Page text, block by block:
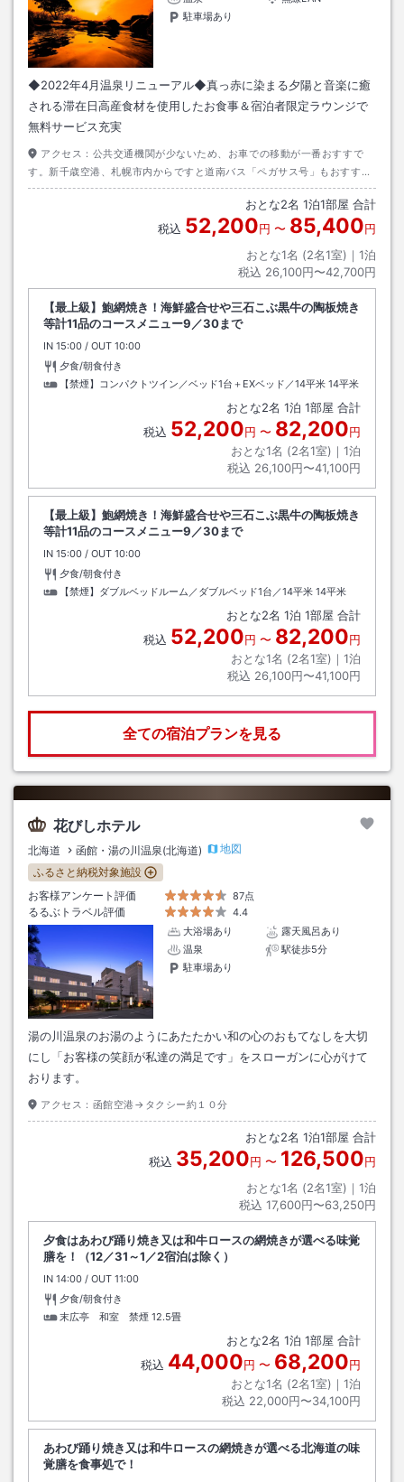
駐車場あり
◆2022年4月温泉リニューアル◆真っ赤に染まる夕陽と音楽に癒
される滞在日高産食材を使用したお食事＆宿泊者限定ラウンジで
無料サービス充実
アクセス： 公共交通機関が少ないため、お車での移動が一番おすすで
す。新千歳空港、札幌市内からですと道南バス「ペガサス号」もおすすめ
です。
おとな2名 1泊1部屋 合計
税込 52,200円 〜 85,400円
おとな1名 (2名1室)｜ 1泊
税込 26,100円〜42,700円
【最上級】鮑網焼き！海鮮盛合せや三石こぶ黒牛の陶板焼き
等計11品のコースメニュー9／30まで
IN チェックイン
15:00 / OUT チェックアウト
10:00
夕食/朝食付き
【禁煙】コンパクトツイン／ベッド1台＋EXベッド／14平米 14平米
おとな2名 1泊 1部屋 合計
税込 52,200円 〜 82,200円
おとな1名 (2名1室)｜ 1泊
税込 26,100円〜41,100円
【最上級】鮑網焼き！海鮮盛合せや三石こぶ黒牛の陶板焼き
等計11品のコースメニュー9／30まで
IN チェックイン
15:00 / OUT チェックアウト
10:00
夕食/朝食付き
【禁煙】ダブルベッドルーム／ダブルベッド1台／14平米 14平米
おとな2名 1泊 1部屋 合計
税込 52,200円 〜 82,200円
おとな1名 (2名1室)｜ 1泊
税込 26,100円〜41,100円
全ての宿泊プランを見る
花びしホテル
北海道 函館・湯の川温泉(北海道)
地図
ふるさと納税対象施設
お客様アンケート評価
87点
るるぶトラベル評価
4.4
大浴場あり
露天風呂あり
温泉
駅徒歩5分
駐車場あり
湯の川温泉のお湯のようにあたたかい和の心のおもてなしを大切
にし「お客様の笑顔が私達の満足です」をスローガンに心がけて
おります。
アクセス： 函館空港→タクシー約１０分
おとな2名 1泊1部屋 合計
税込 35,200円 〜 126,500円
おとな1名 (2名1室)｜ 1泊
税込 17,600円〜63,250円
夕食はあわび踊り焼き又は和牛ロースの網焼きが選べる味覚
膳を！（12／31～1／2宿泊は除く）
IN チェックイン
14:00 / OUT チェックアウト
11:00
夕食/朝食付き
末広亭 和室 禁煙 12.5畳
おとな2名 1泊 1部屋 合計
税込 44,000円 〜 68,200円
おとな1名 (2名1室)｜ 1泊
税込 22,000円〜34,100円
あわび踊り焼き又は和牛ロースの網焼きが選べる北海道の味
覚膳を食事処で！